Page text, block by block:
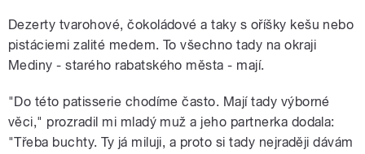
Dezerty tvarohové, čokoládové a taky s oříšky kešu nebo
pistáciemi zalité medem. To všechno tady na okraji
Mediny - starého rabatského města - mají.
"Do této patisserie chodíme často. Mají tady výborné
věci," prozradil mi mladý muž a jeho partnerka dodala:
"Třeba buchty. Ty já miluji, a proto si tady nejraději dávám